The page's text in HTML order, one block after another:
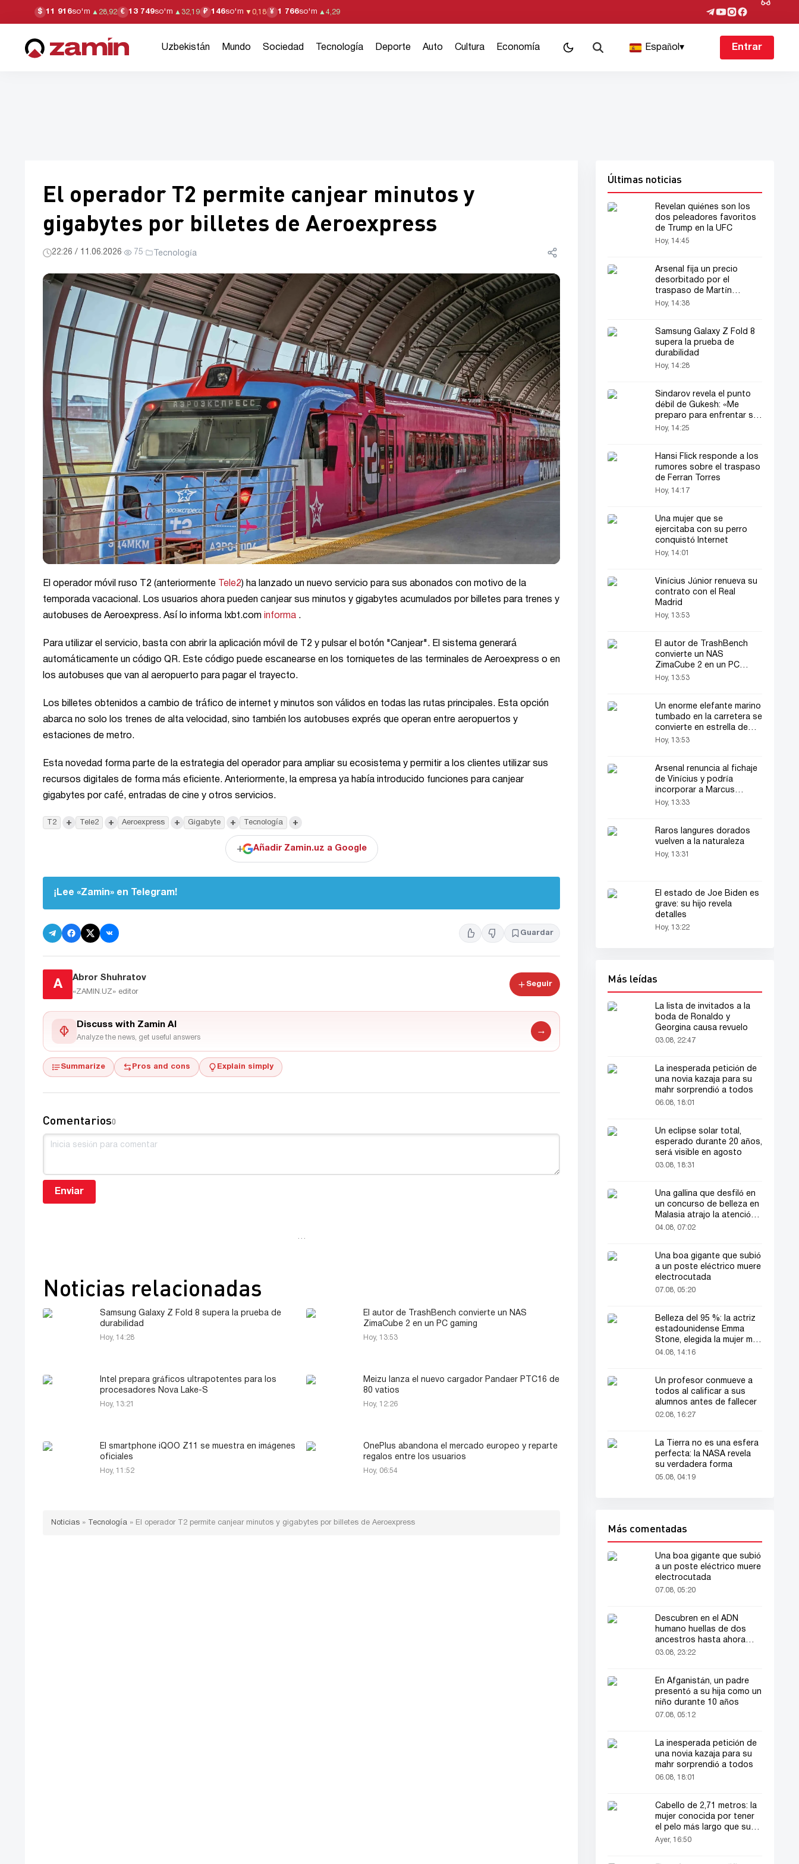
$ 11 916so'm ▲ 28,92 € 13 749so'm ▲ 32,19 ₽ 146so'm ▼ 0,18 ¥ 1 766so'm ▲ 4,29
Uzbekistán Mundo Sociedad Tecnología Deporte Auto Cultura Economía Español▾ Entrar
El operador T2 permite canjear minutos y
gigabytes por billetes de Aeroexpress
22:26 / 11.06.2026· 75· Tecnología
El operador móvil ruso T2 (anteriormente Tele2) ha lanzado un nuevo servicio para sus abonados con motivo de la
temporada vacacional. Los usuarios ahora pueden canjear sus minutos y gigabytes acumulados por billetes para trenes y
autobuses de Aeroexpress. Así lo informa Ixbt.com
informa .
Para utilizar el servicio, basta con abrir la aplicación móvil de T2 y pulsar el botón "Canjear". El sistema generará
automáticamente un código QR. Este código puede escanearse en los torniquetes de las terminales de Aeroexpress o en
los autobuses que van al aeropuerto para pagar el trayecto.
Los billetes obtenidos a cambio de tráfico de internet y minutos son válidos en todas las rutas principales. Esta opción
abarca no solo los trenes de alta velocidad, sino también los autobuses exprés que operan entre aeropuertos y
estaciones de metro.
Esta novedad forma parte de la estrategia del operador para ampliar su ecosistema y permitir a los clientes utilizar sus
recursos digitales de forma más eficiente. Anteriormente, la empresa ya había introducido funciones para canjear
gigabytes por café, entradas de cine y otros servicios.
T2 + Tele2 + Aeroexpress + Gigabyte + Tecnología +
+ Añadir Zamin.uz a Google
¡Lee «Zamin» en Telegram!
Guardar
A
Abror Shuhratov
«ZAMIN.UZ» editor
Seguir
Discuss with Zamin AI
Analyze the news, get useful answers
→
Summarize Pros and cons Explain simply
Comentarios0
Enviar
…
Noticias relacionadas
Samsung Galaxy Z Fold 8 supera la prueba de
durabilidad
Hoy, 14:28
El autor de TrashBench convierte un NAS
ZimaCube 2 en un PC gaming
Hoy, 13:53
Intel prepara gráficos ultrapotentes para los
procesadores Nova Lake-S
Hoy, 13:21
Meizu lanza el nuevo cargador Pandaer PTC16 de
80 vatios
Hoy, 12:26
El smartphone iQOO Z11 se muestra en imágenes
oficiales
Hoy, 11:52
OnePlus abandona el mercado europeo y reparte
regalos entre los usuarios
Hoy, 06:54
Noticias » Tecnología » El operador T2 permite canjear minutos y gigabytes por billetes de Aeroexpress
Últimas noticias
Revelan quiénes son los
dos peleadores favoritos
de Trump en la UFC
Hoy, 14:45
Arsenal fija un precio
desorbitado por el
traspaso de Martín
Zubimendi
Hoy, 14:38
Samsung Galaxy Z Fold 8
supera la prueba de
durabilidad
Hoy, 14:28
Sindarov revela el punto
débil de Gukesh: «Me
preparo para enfrentar su
mejor versión»
Hoy, 14:25
Hansi Flick responde a los
rumores sobre el traspaso
de Ferran Torres
Hoy, 14:17
Una mujer que se
ejercitaba con su perro
conquistó Internet
Hoy, 14:01
Vinícius Júnior renueva su
contrato con el Real
Madrid
Hoy, 13:53
El autor de TrashBench
convierte un NAS
ZimaCube 2 en un PC
gaming
Hoy, 13:53
Un enorme elefante marino
tumbado en la carretera se
convierte en estrella de
Internet
Hoy, 13:53
Arsenal renuncia al fichaje
de Vinícius y podría
incorporar a Marcus
Rashford
Hoy, 13:33
Raros langures dorados
vuelven a la naturaleza
Hoy, 13:31
El estado de Joe Biden es
grave: su hijo revela
detalles
Hoy, 13:22
Más leídas
La lista de invitados a la
boda de Ronaldo y
Georgina causa revuelo
03.08, 22:47
La inesperada petición de
una novia kazaja para su
mahr sorprendió a todos
06.08, 18:01
Un eclipse solar total,
esperado durante 20 años,
será visible en agosto
03.08, 18:31
Una gallina que desfiló en
un concurso de belleza en
Malasia atrajo la atención
del público
04.08, 07:02
Una boa gigante que subió
a un poste eléctrico muere
electrocutada
07.08, 05:20
Belleza del 95 %: la actriz
estadounidense Emma
Stone, elegida la mujer más
bella del mundo
04.08, 14:16
Un profesor conmueve a
todos al calificar a sus
alumnos antes de fallecer
02.08, 16:27
La Tierra no es una esfera
perfecta: la NASA revela
su verdadera forma
05.08, 04:19
Más comentadas
Una boa gigante que subió
a un poste eléctrico muere
electrocutada
07.08, 05:20
Descubren en el ADN
humano huellas de dos
ancestros hasta ahora
desconocidos
03.08, 23:22
En Afganistán, un padre
presentó a su hija como un
niño durante 10 años
07.08, 05:12
La inesperada petición de
una novia kazaja para su
mahr sorprendió a todos
06.08, 18:01
Cabello de 2,71 metros: la
mujer conocida por tener
el pelo más largo que su
estatura vuelve a ser
Ayer, 16:50